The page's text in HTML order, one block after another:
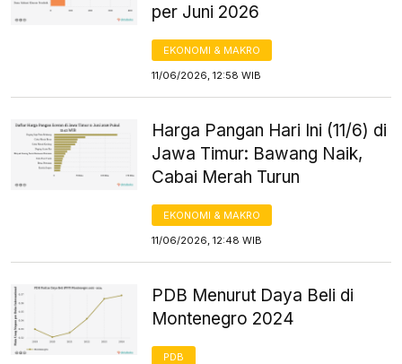
per Juni 2026
EKONOMI & MAKRO
11/06/2026, 12:58 WIB
Harga Pangan Hari Ini (11/6) di
Jawa Timur: Bawang Naik,
Cabai Merah Turun
EKONOMI & MAKRO
11/06/2026, 12:48 WIB
PDB Menurut Daya Beli di
Montenegro 2024
PDB